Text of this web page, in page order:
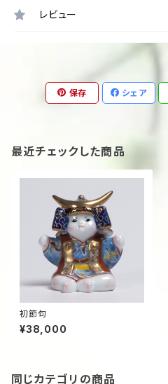
レビュー
保存 シェア
最近チェックした商品
初節句
¥38,000
同じカテゴリの商品